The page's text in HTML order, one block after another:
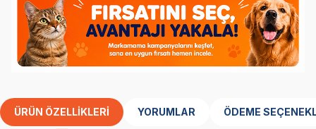
ÜRÜN ÖZELLIKLERI YORUMLAR ÖDEME